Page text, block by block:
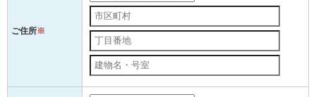
ご住所※